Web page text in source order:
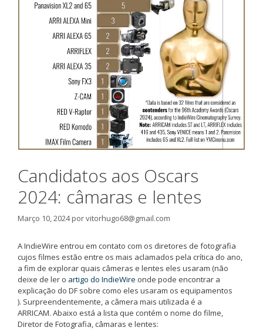
Candidatos aos Oscars
2024: câmaras e lentes
Março 10, 2024porvitorhugo68@gmail.com
A IndieWire entrou em contato com os diretores de fotografia
cujos filmes estão entre os mais aclamados pela crítica do ano,
a fim de explorar quais câmeras e lentes eles usaram (não
deixe de ler o artigo do IndieWire onde pode encontrar a
explicação do DF sobre como eles usaram os equipamentos
). Surpreendentemente, a câmera mais utilizada é a
ARRICAM. Abaixo está a lista que contém o nome do filme,
Diretor de Fotografia, câmaras e lentes: